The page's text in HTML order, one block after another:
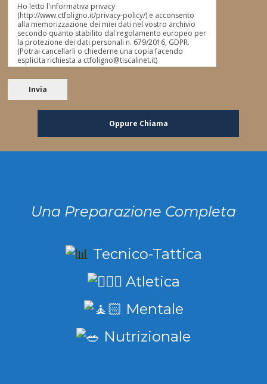
Ho letto l'informativa privacy
(http://www.ctfoligno.it/privacy-policy/) e acconsento
alla memorizzazione dei miei dati nel vostro archivio
secondo quanto stabilito dal regolamento europeo per
la protezione dei dati personali n. 679/2016, GDPR.
(Potrai cancellarli o chiederne una copia facendo
esplicita richiesta a ctfoligno@tiscalinet.it)
Invia
Oppure Chiama
Una Preparazione Completa
Tecnico-Tattica
Atletica
Mentale
Nutrizionale